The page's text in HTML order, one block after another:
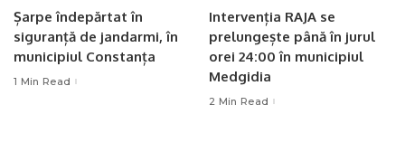
Șarpe îndepărtat în
siguranță de jandarmi, în
municipiul Constanța
1 Min Read
Intervenția RAJA se
prelungește până în jurul
orei 24:00 în municipiul
Medgidia
2 Min Read